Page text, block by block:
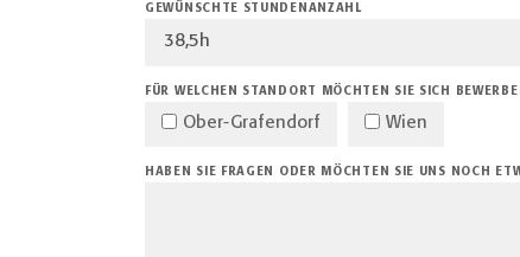
GEWÜNSCHTE STUNDENANZAHL
FÜR WELCHEN STANDORT MÖCHTEN SIE SICH
Ober-Grafendorf Wien
HABEN SIE FRAGEN ODER MÖCHTEN SIE UNS NOCH